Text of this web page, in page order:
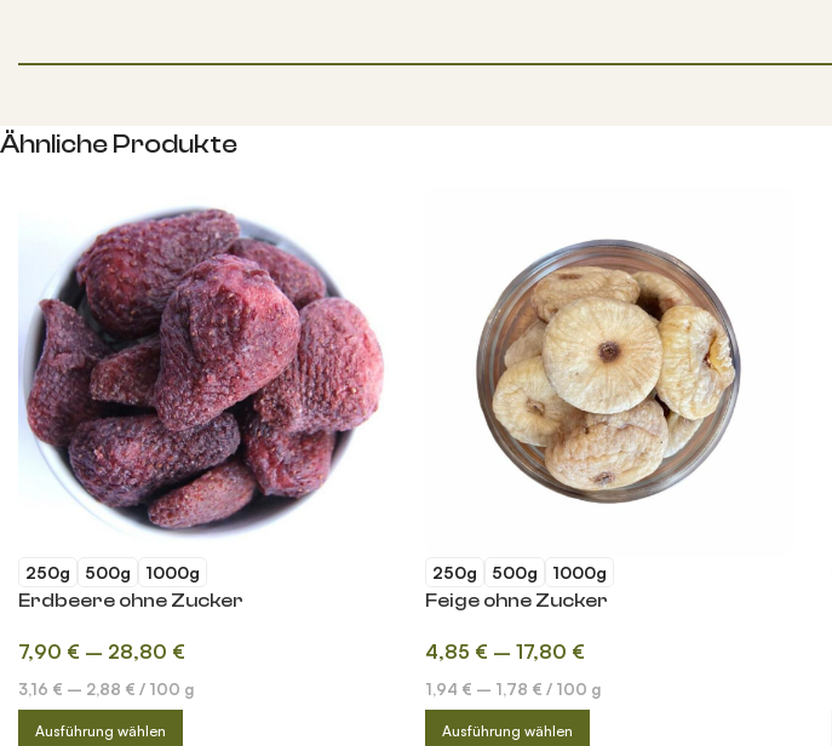
Ähnliche Produkte
250g 500g 1000g
Erdbeere ohne Zucker
7,90 € – 28,80 €
3,16 € – 2,88 € / 100 g
Ausführung wählen
250g 500g 1000g
Feige ohne Zucker
4,85 € – 17,80 €
1,94 € – 1,78 € / 100 g
Ausführung wählen